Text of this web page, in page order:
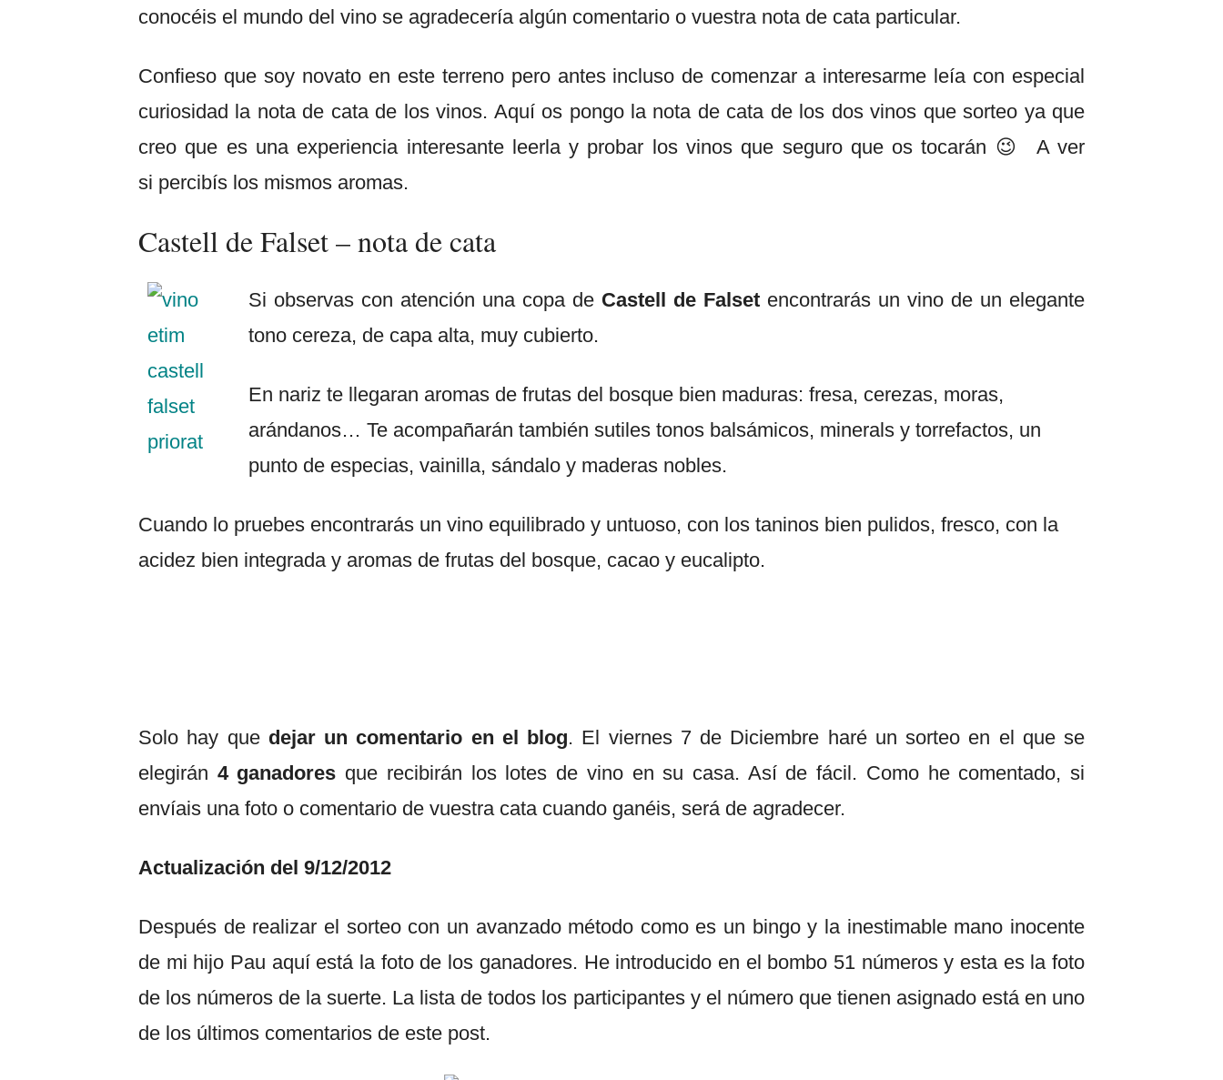
conocéis el mundo del vino se agradecería algún comentario o vuestra nota de cata particular.
Confieso que soy novato en este terreno pero antes incluso de comenzar a interesarme leía con especial
curiosidad la nota de cata de los vinos. Aquí os pongo la nota de cata de los dos vinos que sorteo ya que
creo que es una experiencia interesante leerla y probar los vinos que seguro que os tocarán 😉 A ver
si percibís los mismos aromas.
Castell de Falset – nota de cata
Si observas con atención una copa de Castell de Falset encontrarás un vino de un elegante
tono cereza, de capa alta, muy cubierto.
En nariz te llegaran aromas de frutas del bosque bien maduras: fresa, cerezas, moras,
arándanos… Te acompañarán también sutiles tonos balsámicos, minerals y torrefactos, un
punto de especias, vainilla, sándalo y maderas nobles.
Cuando lo pruebes encontrarás un vino equilibrado y untuoso, con los taninos bien pulidos, fresco, con la
acidez bien integrada y aromas de frutas del bosque, cacao y eucalipto.
Solo hay que dejar un comentario en el blog. El viernes 7 de Diciembre haré un sorteo en el que se
elegirán 4 ganadores que recibirán los lotes de vino en su casa. Así de fácil. Como he comentado, si
envíais una foto o comentario de vuestra cata cuando ganéis, será de agradecer.
Actualización del 9/12/2012
Después de realizar el sorteo con un avanzado método como es un bingo y la inestimable mano inocente
de mi hijo Pau aquí está la foto de los ganadores. He introducido en el bombo 51 números y esta es la foto
de los números de la suerte. La lista de todos los participantes y el número que tienen asignado está en uno
de los últimos comentarios de este post.